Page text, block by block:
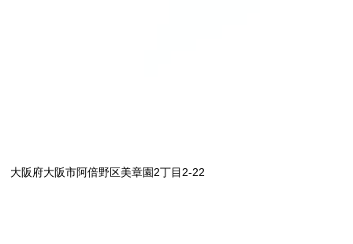
大阪府大阪市阿倍野区美章園2丁目2-22